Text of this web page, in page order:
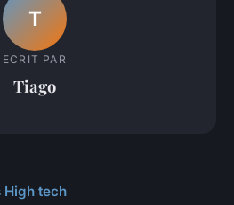
T
ECRIT PAR
Tiago
High tech